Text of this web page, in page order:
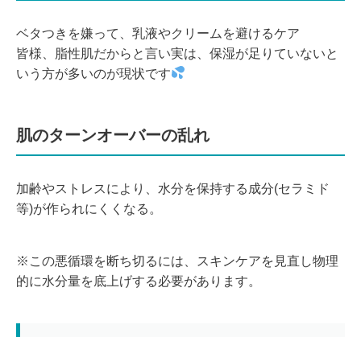
ベタつきを嫌って、乳液やクリームを避けるケア
皆様、脂性肌だからと言い実は、保湿が足りていないと
いう方が多いのが現状です
肌のターンオーバーの乱れ
加齢やストレスにより、水分を保持する成分(セラミド
等)が作られにくくなる。
※この悪循環を断ち切るには、スキンケアを見直し物理
的に水分量を底上げする必要があります。